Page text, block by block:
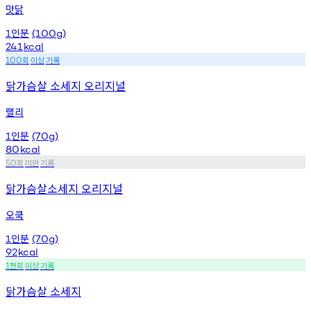
맛닭
1 인분 (100g)
241 kcal
100회 이상기록
닭가슴살 소세지 오리지널
랠리
1 인분 (70g)
80kcal
50회 미만기록
닭가슴살소세지 오리지널
오쿡
1 인분 (70g)
92kcal
1천회 이상기록
닭가슴살 소세지